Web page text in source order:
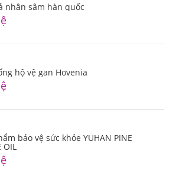
nhân sâm hàn quốc
hộ vệ gan Hovenia
bảo vệ sức khỏe YUHAN PINE
OIL